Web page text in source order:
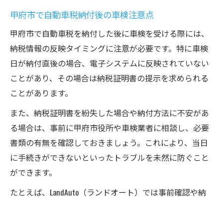
甲府市で自動車税納付後の車検注意点
甲府市で自動車税を納付した後に車検を受ける際には、
納税情報の反映タイミングに注意が必要です。特に車検
日が納付直後の場合、電子システムに反映されていない
ことがあり、その場合は納税証明書の提示を求められる
ことがあります。
また、納税証明書を紛失した場合や納付方法に不安があ
る場合は、事前に甲府市役所や車検業者に相談し、必要
書類の有無を確認しておきましょう。これにより、当日
に手続きができないといったトラブルを未然に防ぐこと
ができます。
たとえば、LandAuto（ランドオート）では事前確認や納